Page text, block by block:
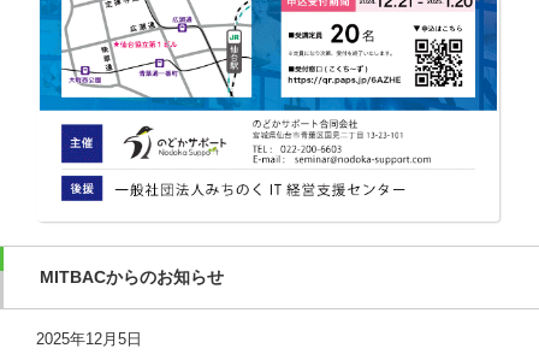
MITBACからのお知らせ
2025年12月5日